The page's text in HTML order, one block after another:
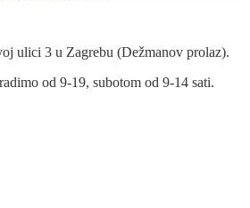
ulici 3 u Zagrebu (Dežmanov prolaz).
od 9-19, subotom od 9-14 sati.